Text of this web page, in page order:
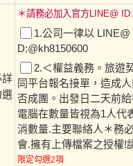
詳
選
＊請務必加入官方LINE@
1.公司一律以
D:@kh8150600
2.＜權益義務。旅遊
同平台報名接單，造成
否成團。出發日二天前
電腦在數量皆視為1人代
消數量.主要聯絡人＊務
會.擁有上傳檔案之授權!
限定勾選2項